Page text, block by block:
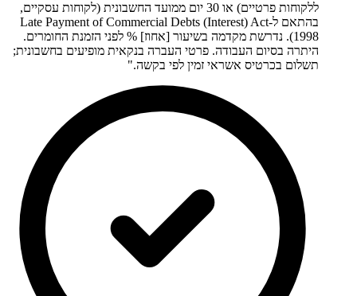
ללקוחות פרטיים) או 30 יום ממועד החשבונית (לקוחות עסקיים,
בהתאם ל-Late Payment of Commercial Debts (Interest) Act
1998). נדרשת מקדמה בשיעור [אחוז] % לפני הזמנת החומרים.
היתרה בסיום העבודה. פרטי העברה בנקאית מופיעים בחשבונית;
תשלום בכרטיס אשראי זמין לפי בקשה."